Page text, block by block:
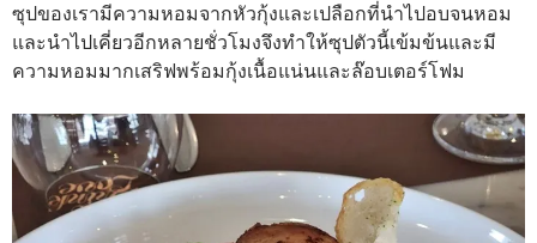
ซุปของเรามีความหอมจากหัวกุ้งและเปลือกที่นำไปอบจนหอม
และนำไปเคี่ยวอีกหลายชั่วโมงจึงทำให้ซุปตัวนี้เข้มข้นและมี
ความหอมมากเสริฟพร้อมกุ้งเนื้อแน่นและล๊อบเตอร์โฟม